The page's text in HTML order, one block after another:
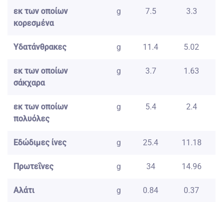
εκ των οποίων
κορεσμένα
g 7.5 3.3
Υδατάνθρακες g 11.4 5.02
εκ των οποίων
σάκχαρα
g 3.7 1.63
εκ των οποίων
πολυόλες
g 5.4 2.4
Εδώδιμες ίνες g 25.4 11.18
Πρωτεΐνες g 34 14.96
Αλάτι g 0.84 0.37